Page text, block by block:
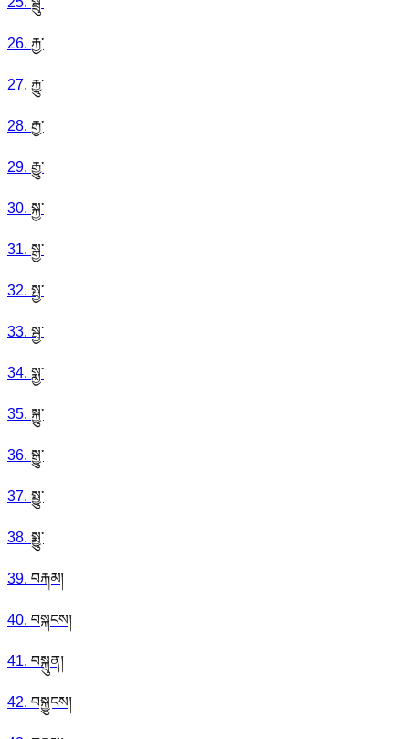
26. རྐྱ་
27. རྐྱུ་
28. རྒྱ་
29. རྒྱུ་
30. སྐྱ་
31. སྒྱ་
32. སྤྱ་
33. སྦྱ་
34. སྨྱ་
35. སྐྱུ་
36. སྒྱུ་
37. སྤྱུ་
38. སྨྱུ་
39. བརྐམ།
40. བསྐངས།
41. བསྐྲུན།
42. བསྐྱུངས།